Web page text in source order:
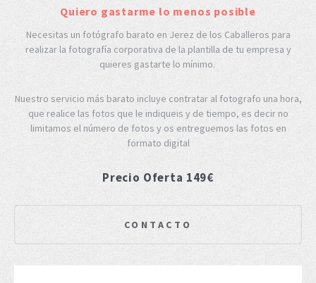
Quiero gastarme lo menos posible
Necesitas un fotógrafo barato en Jerez de los Caballeros para
realizar la fotografía corporativa de la plantilla de tu empresa y
quieres gastarte lo mínimo.
Nuestro servicio más barato incluye contratar al fotografo una hora,
que realice las fotos que le indiqueis y de tiempo, es decir no
limitamos el número de fotos y os entreguemos las fotos en
formato digital
Precio Oferta 149€
CONTACTO